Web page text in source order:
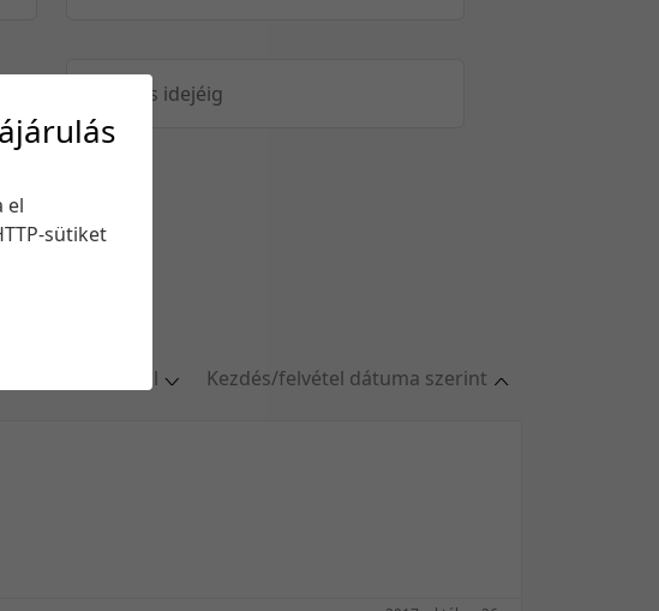
Feltöltés idejéig
Kezdés/felvétel dátuma szerint
20 tétel/oldal
el
sütiket